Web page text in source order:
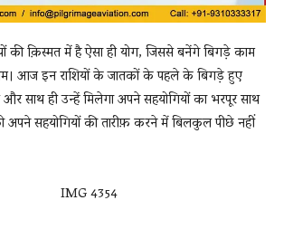
की क़िस्मत में है ऐसा ही योग, जिससे बनेंगे बिगड़े काम
आज इन राशियों के जातकों के पहले के बिगड़े हुए
साथ ही उन्हें मिलेगा अपने सहयोगियों का भरपूर साथ
सहयोगियों की तारीफ़ करने में बिलकुल पीछे नहीं